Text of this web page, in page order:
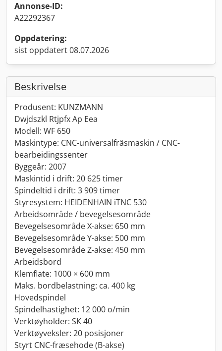
Annonse-ID:
A22292367
Oppdatering:
sist oppdatert 08.07.2026
Beskrivelse
Produsent: KUNZMANN
Dwjdszkl Rtjpfx Ap Eea
Modell: WF 650
Maskintype: CNC-universalfräsmaskin / CNC-
bearbeidingssenter
Byggeår: 2007
Maskintid i drift: 20 625 timer
Spindeltid i drift: 3 909 timer
Styresystem: HEIDENHAIN iTNC 530
Arbeidsområde / bevegelsesområde
Bevegelsesområde X-akse: 650 mm
Bevegelsesområde Y-akse: 500 mm
Bevegelsesområde Z-akse: 450 mm
Arbeidsbord
Klemflate: 1000 × 600 mm
Maks. bordbelastning: ca. 400 kg
Hovedspindel
Spindelhastighet: 12 000 o/min
Verktøyholder: SK 40
Verktøyveksler: 20 posisjoner
Styrt CNC-fræsehode (B-akse)